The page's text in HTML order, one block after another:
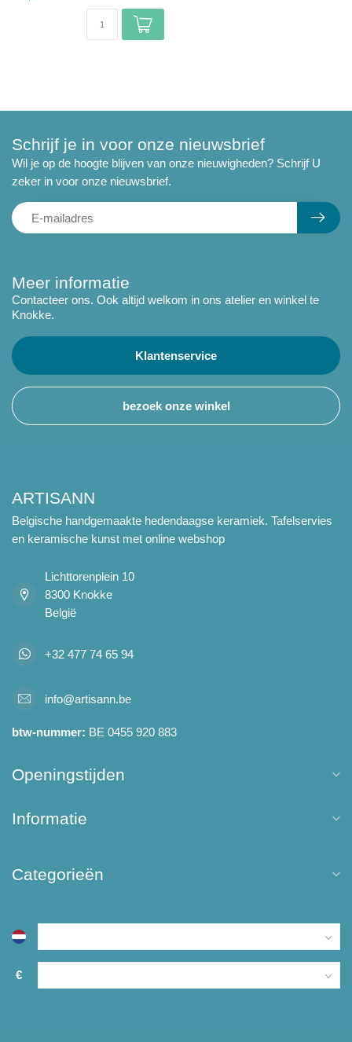
Meer informatie
Contacteer ons. Ook altijd welkom in ons atelier en winkel te
Knokke.
Klantenservice
bezoek onze winkel
Schrijf je in voor onze nieuwsbrief
Wil je op de hoogte blijven van onze nieuwigheden? Schrijf U
zeker in voor onze nieuwsbrief.
ARTISANN
Belgische handgemaakte hedendaagse keramiek. Tafelservies
en keramische kunst met online webshop
Lichttorenplein 10
8300 Knokke
België
+32 477 74 65 94
info@artisann.be
btw-nummer: BE 0455 920 883
Openingstijden
Informatie
Categorieën
€